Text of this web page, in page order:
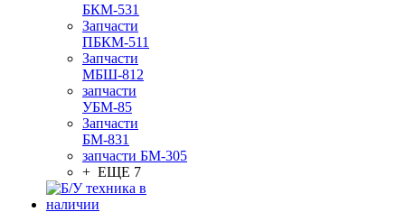
БКМ-531
Запчасти
ПБКМ-511
Запчасти
МБШ-812
запчасти
УБМ-85
Запчасти
БМ-831
запчасти БМ-305
+ ЕЩЕ 7